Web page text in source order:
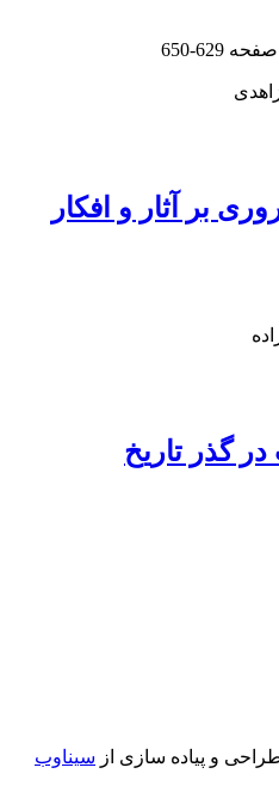
629-650
بر آثار و افکار
گذر تاریخ
و پیاده سازی از سیناوب